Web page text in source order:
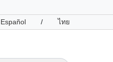
Español / ไทย